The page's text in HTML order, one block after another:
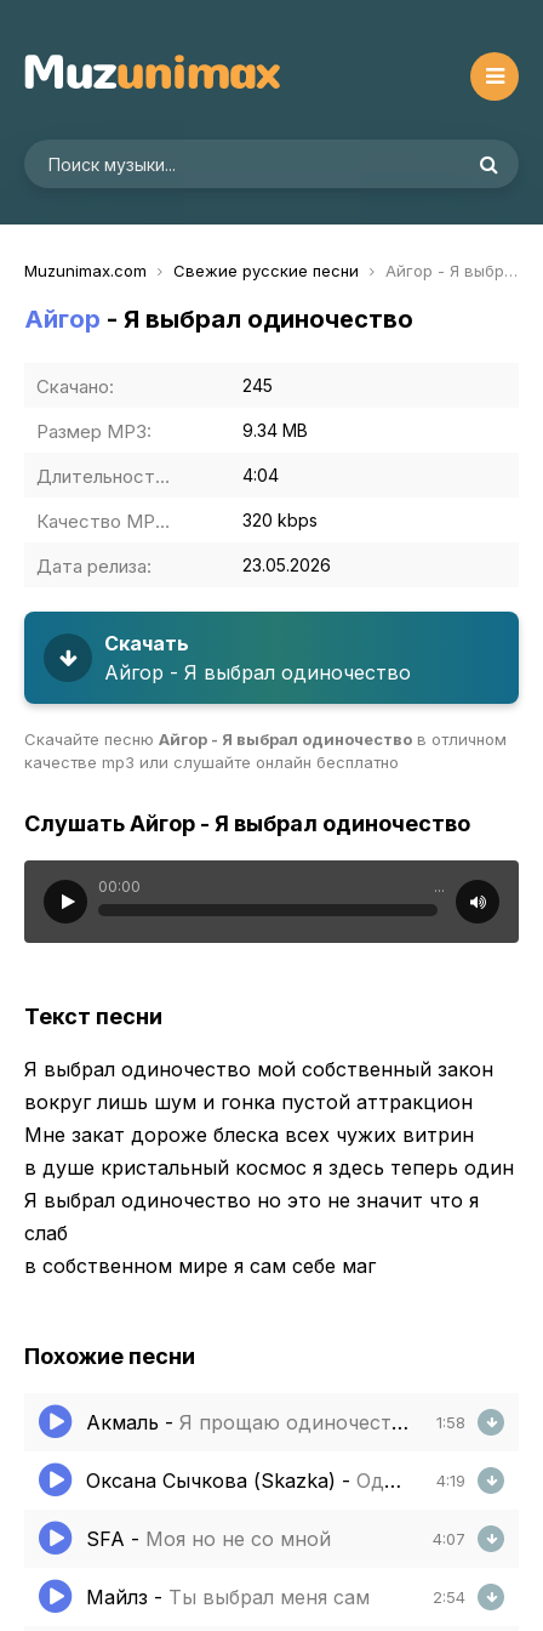
Muzunimax.com Свежие русские песни Айгор - Я выбрал одиночество
Айгор - Я выбрал одиночество
Скачано: 245
Размер MP3: 9.34 MB
Длительность MP3: 4:04
Качество MP3: 320 kbps
Дата релиза: 23.05.2026
Скачать
Айгор - Я выбрал одиночество
Скачайте песню Айгор - Я выбрал одиночество в отличном
качестве mp3 или слушайте онлайн бесплатно
Слушать Айгор - Я выбрал одиночество
00:00 ...
Текст песни
Я выбрал одиночество мой собственный закон
вокруг лишь шум и гонка пустой аттракцион
Мне закат дороже блеска всех чужих витрин
в душе кристальный космос я здесь теперь один
Я выбрал одиночество но это не значит что я
слаб
в собственном мире я сам себе маг
Похожие песни
Акмаль - Я прощаю одиночество и грусть 1:58
Оксана Сычкова (Skazka) - Одиночество крепость 4:19
SFA - Моя но не со мной 4:07
Майлз - Ты выбрал меня сам 2:54